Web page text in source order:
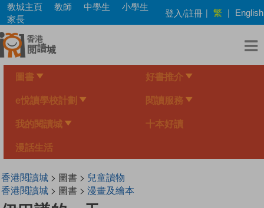
Skip
main
content
教城主頁 教師 中學生
小學生
家長
登入/註冊 | 繁 | English
圖書 好書推介
e悅讀學校計劃 閱讀服務
我的閱讀城 十本好讀
漫話生活
香港閱讀城> 圖書 > 兒童讀物
香港閱讀城> 圖書 > 漫畫及繪本